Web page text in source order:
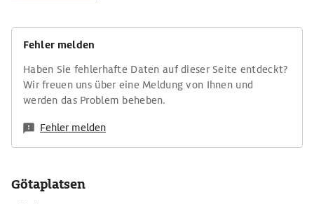
Fehler melden
Haben Sie fehlerhafte Daten auf dieser Seite entdeckt?
Wir freuen uns über eine Meldung von Ihnen und
werden das Problem beheben.
Fehler melden
Götaplatsen